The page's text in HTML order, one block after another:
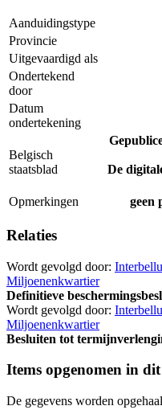
Aanduidingstype
Provincie
Uitgevaardigd als
Ondertekend
door
Datum
ondertekening
Belgisch
staatsblad
De
Opmerkingen
geen
Relaties
Wordt gevolgd door:
Miljoenenkwartier
Definitieve
Wordt gevolgd door:
Miljoenenkwartier
Besluiten tot
Items opgenomen in
De gegevens worden